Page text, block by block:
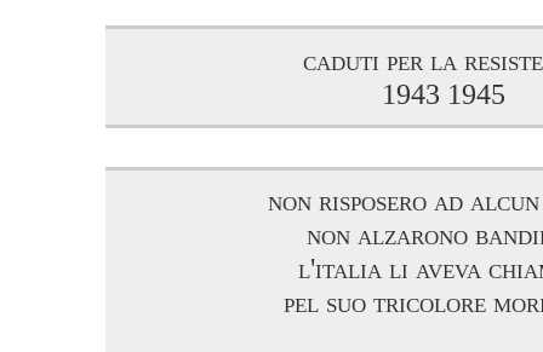
caduti per la
1943 1945
non risposero ad
non alzarono
l'italia li aveva
pel suo tricolore